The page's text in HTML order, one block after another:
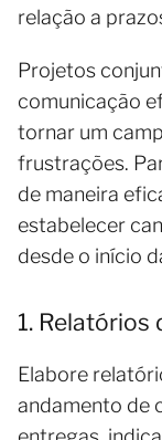
relação a
Projetos
comunicação
tornar um
frustrações.
de maneira
estabelecer
desde o início
1. Relatórios
Elabore
andamento de